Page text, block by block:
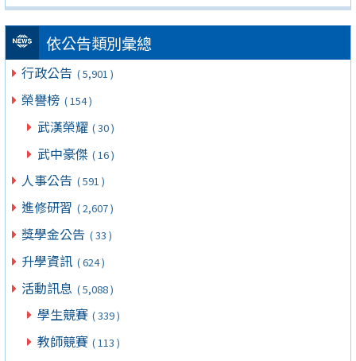
依公告類別彙總
行政公告 ( 5,901 )
榮譽榜 ( 154 )
武漢榮耀 ( 30 )
武中豪傑 ( 16 )
人事公告 ( 591 )
進修研習 ( 2,607 )
獎學金公告 ( 33 )
升學資訊 ( 624 )
活動訊息 ( 5,088 )
學生競賽 ( 339 )
教師競賽 ( 113 )